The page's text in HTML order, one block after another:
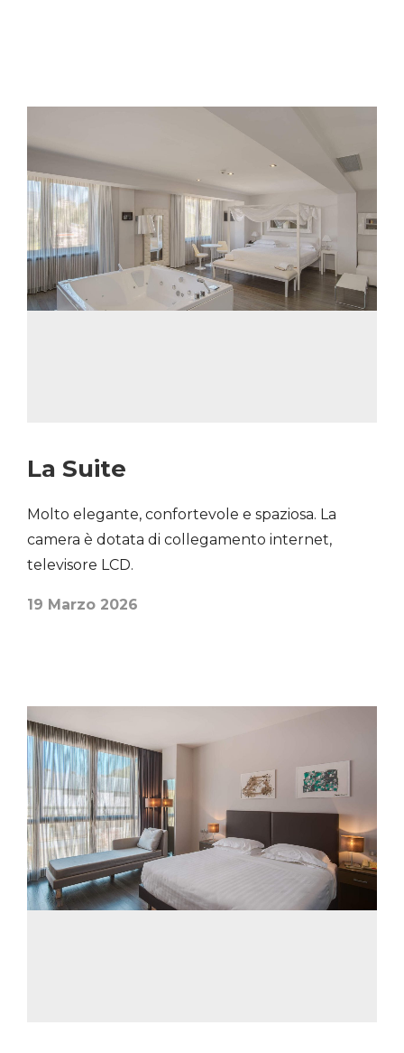
La Suite
Molto elegante, confortevole e spaziosa. La
camera è dotata di collegamento internet,
televisore LCD.
19 Marzo 2026